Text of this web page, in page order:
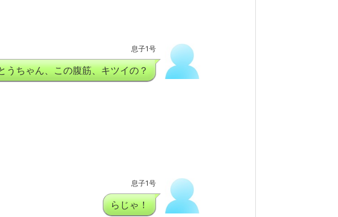
息子1号
うちゃん、この腹筋、キツイの？
息子1号
らじゃ！